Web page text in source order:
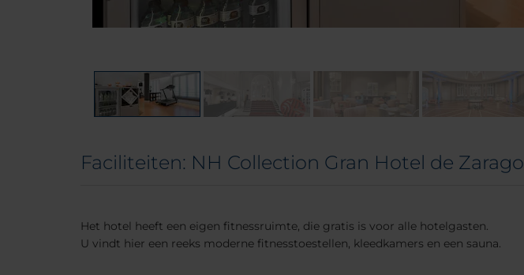
Faciliteiten: NH Collection Gran Hotel de
Het hotel heeft een eigen fitnessruimte, die gratis is voor alle hotelgasten.
U vindt hier een reeks moderne fitnesstoestellen, kleedkamers en een sauna.